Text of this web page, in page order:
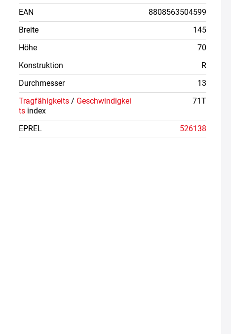
EAN
8808563504599
Breite
145
Höhe
70
Konstruktion
R
Durchmesser
13
Tragfähigkeits / Geschwindigkei
ts index
71T
EPREL 526138